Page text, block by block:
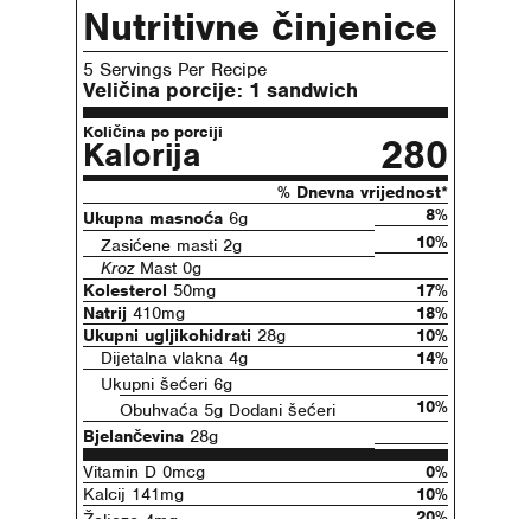
Nutritivne činjenice
5 Servings Per Recipe
Veličina porcije: 1 sandwich
Količina po porciji
Kalorija 280
% Dnevna vrijednost*
Ukupna masnoća 6g
8%
Zasićene masti 2g
10%
KrozMast 0g
Kolesterol 50mg
17%
Natrij 410mg
18%
Ukupni ugljikohidrati 28g
10%
Dijetalna vlakna 4g
14%
Ukupni šećeri 6g
Obuhvaća 5g Dodani šećeri
10%
Bjelančevina 28g
Vitamin D 0mcg
0%
Kalcij 141mg
10%